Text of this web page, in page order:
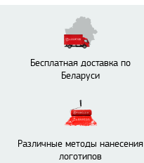
Бесплатная доставка по
Беларуси
Различные методы нанесения
логотипов